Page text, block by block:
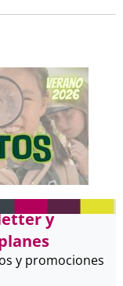
y
y promociones